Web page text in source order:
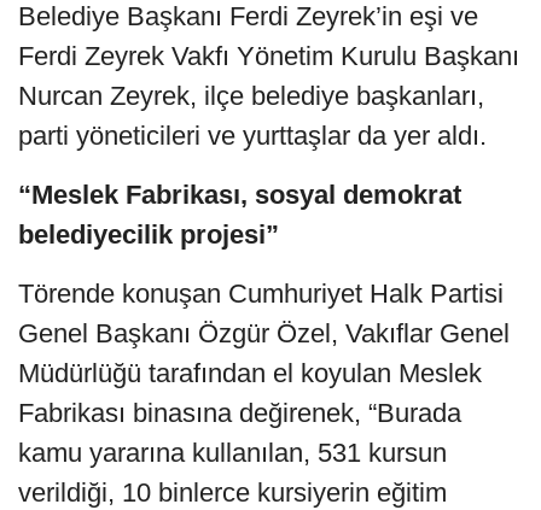
Belediye Başkanı Ferdi Zeyrek’in eşi ve
Ferdi Zeyrek Vakfı Yönetim Kurulu Başkanı
Nurcan Zeyrek, ilçe belediye başkanları,
parti yöneticileri ve yurttaşlar da yer aldı.
“Meslek Fabrikası, sosyal demokrat
belediyecilik projesi”
Törende konuşan Cumhuriyet Halk Partisi
Genel Başkanı Özgür Özel, Vakıflar Genel
Müdürlüğü tarafından el koyulan Meslek
Fabrikası binasına değirenek, “Burada
kamu yararına kullanılan, 531 kursun
verildiği, 10 binlerce kursiyerin eğitim